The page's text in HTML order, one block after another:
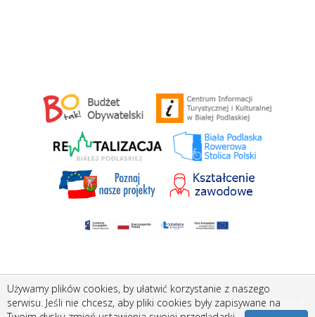
Stworzone przezAmistad.pl
Używamy plików cookies, by ułatwić korzystanie z naszego
serwisu. Jeśli nie chcesz, aby pliki cookies były zapisywane na